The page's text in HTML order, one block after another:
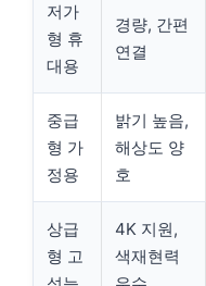
저가
형 휴
대용
경량, 간편
연결
중급
형 가
정용
밝기 높음,
해상도 양
호
상급
형 고
4K 지원,
색재현력